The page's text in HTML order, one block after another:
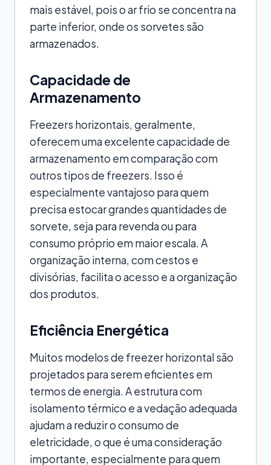
mais estável, pois o ar frio se concentra na
parte inferior, onde os sorvetes são
armazenados.
Capacidade de
Armazenamento
Freezers horizontais, geralmente,
oferecem uma excelente capacidade de
armazenamento em comparação com
outros tipos de freezers. Isso é
especialmente vantajoso para quem
precisa estocar grandes quantidades de
sorvete, seja para revenda ou para
consumo próprio em maior escala. A
organização interna, com cestos e
divisórias, facilita o acesso e a organização
dos produtos.
Eficiência Energética
Muitos modelos de freezer horizontal são
projetados para serem eficientes em
termos de energia. A estrutura com
isolamento térmico e a vedação adequada
ajudam a reduzir o consumo de
eletricidade, o que é uma consideração
importante, especialmente para quem